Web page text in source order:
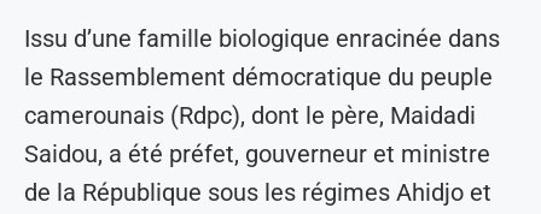
Issu d’une famille biologique enracinée dans
le Rassemblement démocratique du peuple
camerounais (Rdpc), dont le père, Maidadi
Saidou, a été préfet, gouverneur et ministre
de la République sous les régimes Ahidjo et